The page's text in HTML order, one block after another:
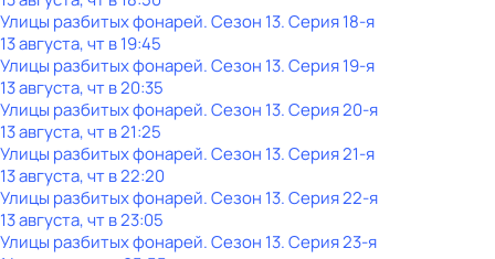
Улицы разбитых фонарей. Сезон 13. Серия 18-я
13 августа, чт в 19:45
Улицы разбитых фонарей. Сезон 13. Серия 19-я
13 августа, чт в 20:35
Улицы разбитых фонарей. Сезон 13. Серия 20-я
13 августа, чт в 21:25
Улицы разбитых фонарей. Сезон 13. Серия 21-я
13 августа, чт в 22:20
Улицы разбитых фонарей. Сезон 13. Серия 22-я
13 августа, чт в 23:05
Улицы разбитых фонарей. Сезон 13. Серия 23-я